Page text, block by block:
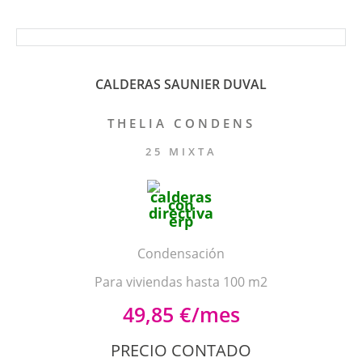
CALDERAS SAUNIER DUVAL
THELIA CONDENS
25 MIXTA
Condensación
Para viviendas hasta 100 m2
49,85 €/mes
PRECIO CONTADO